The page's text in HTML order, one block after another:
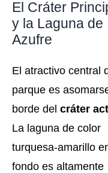
El Cráter
y la Laguna de
Azufre
El atractivo central
parque es
borde del cráter
La laguna de color
turquesa-amarillo
fondo es altamente